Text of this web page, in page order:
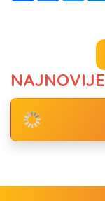
NAJNOVIJE